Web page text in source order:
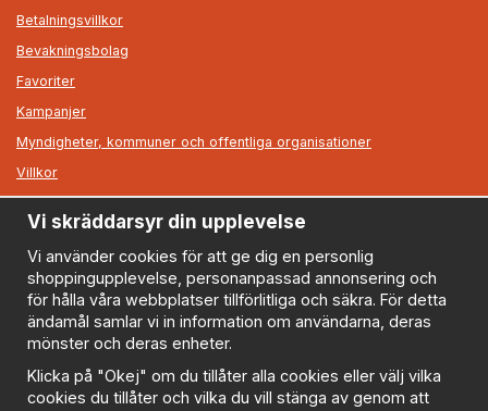
Betalningsvillkor
Bevakningsbolag
Favoriter
Kampanjer
Myndigheter, kommuner och offentliga organisationer
Villkor
Information
Om oss
Nyheter
Nyhetsbrev
Logga in
Om cookies
Cookie inställningar
Vi skräddarsyr din upplevelse
Vi använder cookies för att ge dig en personlig
shoppingupplevelse, personanpassad annonsering och
för hålla våra webbplatser tillförlitliga och säkra. För detta
ändamål samlar vi in information om användarna, deras
mönster och deras enheter.
Klicka på "Okej" om du tillåter alla cookies eller välj vilka
cookies du tillåter och vilka du vill stänga av genom att